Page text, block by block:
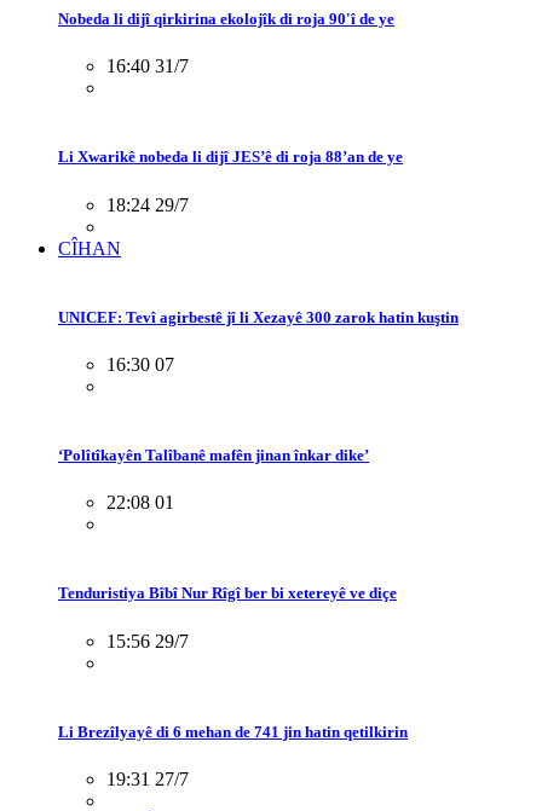
Nobeda li dijî qirkirina ekolojîk di roja 90'î de ye
16:40 31/7
Li Xwarikê nobeda li dijî JES’ê di roja 88’an de ye
18:24 29/7
CÎHAN
UNICEF: Tevî agirbestê jî li Xezayê 300 zarok hatin kuştin
16:30 07
‘Polîtîkayên Talîbanê mafên jinan înkar dike’
22:08 01
Tenduristiya Bîbî Nur Rîgî ber bi xetereyê ve diçe
15:56 29/7
Li Brezîlyayê di 6 mehan de 741 jin hatin qetilkirin
19:31 27/7